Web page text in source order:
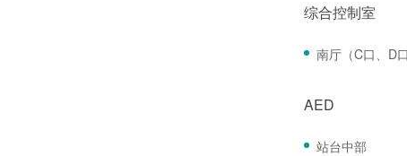
综合控制室
南厅（C口、D口
AED
站台中部